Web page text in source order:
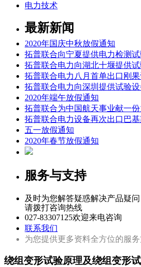
电力技术
最新新闻
2020年国庆中秋放假通知
拓普联合向宁夏提供电力检测
拓普联合电力向湖北十堰提供
拓普联合电力八月首单出口刚
拓普联合电力向深圳提供试验
2020年端午放假通知
拓普联合为中国航天事业献一份
拓普联合电力设备再次出口巴基
五一放假通知
2020年春节放假通知
服务与支持
及时为您解答疑惑解决产品疑问
请拨打咨询热线
027-83307125欢迎来电咨询
联系我们
为您提供更多资料全方位的服
绕组变形试验原理及绕组变形